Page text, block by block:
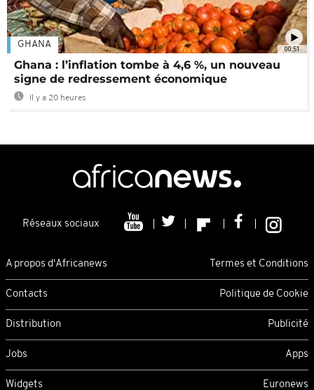
00:51
GHANA
Ghana : l’inflation tombe à 4,6 %, un nouveau
signe de redressement économique
Il y a 20 heures
Réseaux sociaux
A propos d'Africanews Termes et Conditions
Contacts Politique de Cookie
Distribution Publicité
Jobs Apps
Widgets Euronews